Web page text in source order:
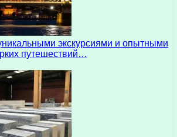
экскурсиями и опытными
путешествий…